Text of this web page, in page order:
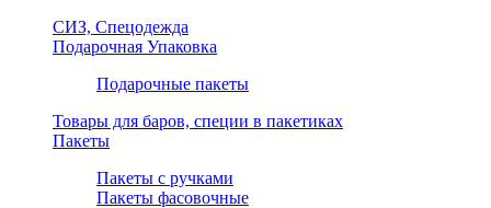
СИЗ, Спецодежда
Подарочная Упаковка
Подарочные пакеты
Товары для баров, специи в пакетиках
Пакеты
Пакеты с ручками
Пакеты фасовочные